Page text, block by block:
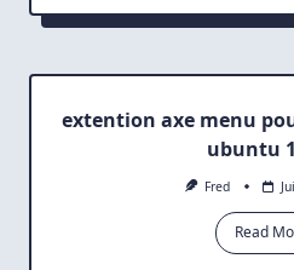
extention axe menu
ubuntu
Fred
Read